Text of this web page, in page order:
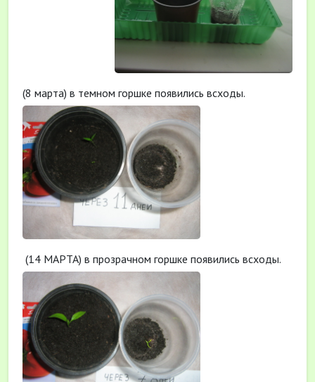
(8 марта) в темном горшке появились всходы.
(14 МАРТА) в прозрачном горшке появились всходы.